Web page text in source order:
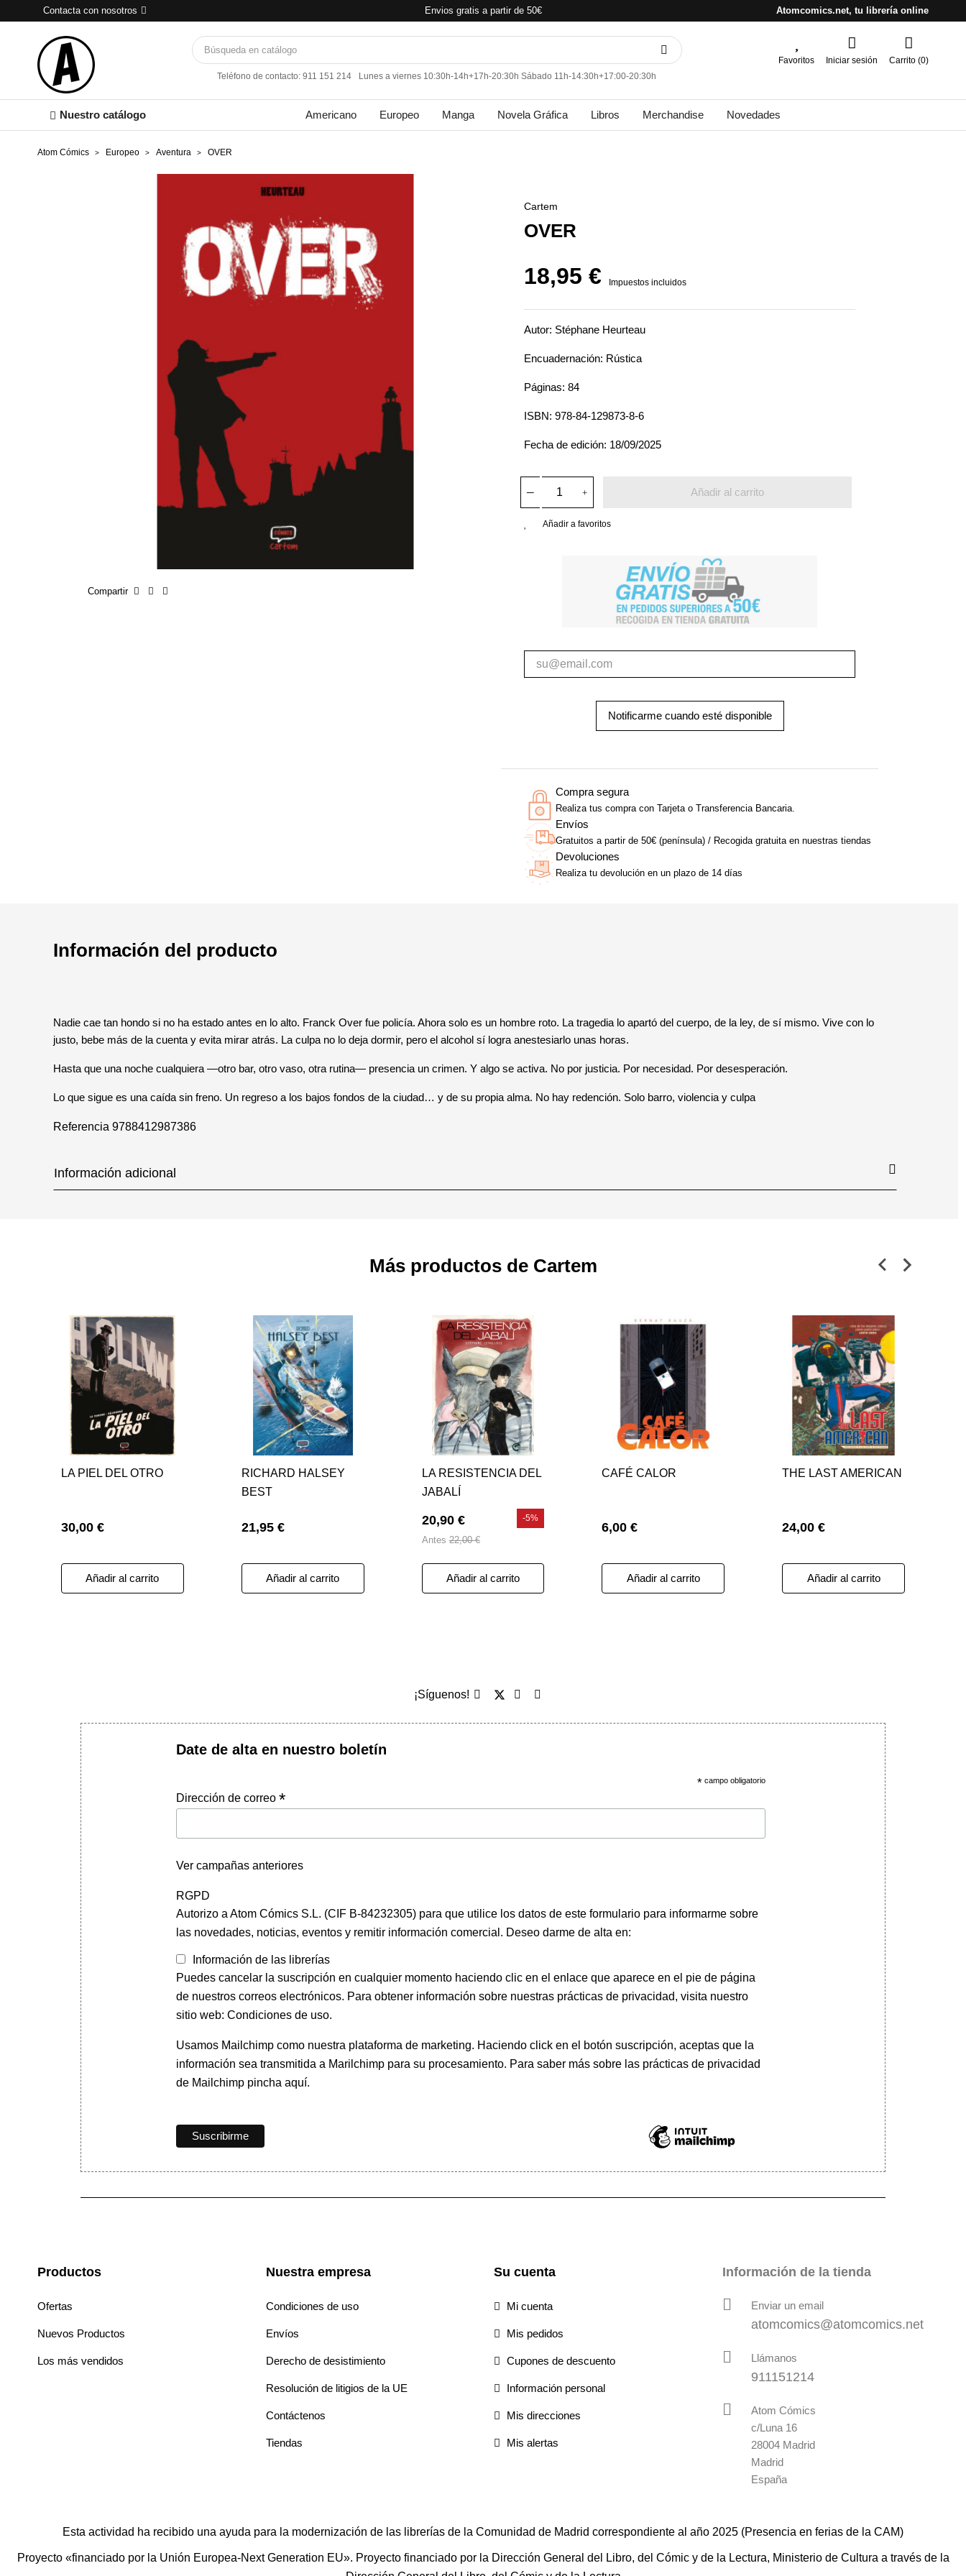
Contacta con nosotros Envios gratis a partir de 50€ Atomcomics.net, tu librería online
Teléfono de contacto: 911 151 214 Lunes a viernes 10:30h-14h+17h-20:30h Sábado 11h-14:30h+17:00-20:30h
Favoritos Iniciar sesión Carrito (0)
Nuestro catálogo Americano Europeo Manga Novela Gráfica Libros Merchandise Novedades
Atom Cómics Europeo Aventura OVER
Compartir
Cartem
OVER
18,95 € Impuestos incluidos
Autor: Stéphane Heurteau
Encuadernación: Rústica
Páginas: 84
ISBN: 978-84-129873-8-6
Fecha de edición: 18/09/2025
Añadir al carrito
Añadir a favoritos
Notificarme cuando esté disponible
Compra segura
Realiza tus compra con Tarjeta o Transferencia Bancaria.
Envíos
Gratuitos a partir de 50€ (península) / Recogida gratuita en nuestras tiendas
Devoluciones
Realiza tu devolución en un plazo de 14 días
Información del producto
Nadie cae tan hondo si no ha estado antes en lo alto. Franck Over fue policía. Ahora solo es un hombre roto. La tragedia lo apartó del cuerpo, de la ley, de sí mismo. Vive con lo
justo, bebe más de la cuenta y evita mirar atrás. La culpa no lo deja dormir, pero el alcohol sí logra anestesiarlo unas horas.
Hasta que una noche cualquiera —otro bar, otro vaso, otra rutina— presencia un crimen. Y algo se activa. No por justicia. Por necesidad. Por desesperación.
Lo que sigue es una caída sin freno. Un regreso a los bajos fondos de la ciudad… y de su propia alma. No hay redención. Solo barro, violencia y culpa
Referencia 9788412987386
Información adicional
Más productos de Cartem
LA PIEL DEL OTRO
30,00 €
Añadir al carrito
RICHARD HALSEY
BEST
21,95 €
Añadir al carrito
LA RESISTENCIA DEL
JABALÍ
20,90 €
Antes 22,00 €
-5%
Añadir al carrito
CAFÉ CALOR
6,00 €
Añadir al carrito
THE LAST AMERICAN
24,00 €
Añadir al carrito
¡Síguenos!
Date de alta en nuestro boletín
* campo obligatorio
Dirección de correo *
Ver campañas anteriores
RGPD
Autorizo a Atom Cómics S.L. (CIF B-84232305) para que utilice los datos de este formulario para informarme sobre
las novedades, noticias, eventos y remitir información comercial. Deseo darme de alta en:
Información de las librerías
Puedes cancelar la suscripción en cualquier momento haciendo clic en el enlace que aparece en el pie de página
de nuestros correos electrónicos. Para obtener información sobre nuestras prácticas de privacidad, visita nuestro
sitio web: Condiciones de uso.
Usamos Mailchimp como nuestra plataforma de marketing. Haciendo click en el botón suscripción, aceptas que la
información sea transmitida a Marilchimp para su procesamiento. Para saber mássobre las prácticas de privacidad
de Mailchimp pincha aquí.
Productos
Ofertas
Nuevos Productos
Los más vendidos
Nuestra empresa
Condiciones de uso
Envíos
Derecho de desistimiento
Resolución de litigios de la UE
Contáctenos
Tiendas
Su cuenta
Mi cuenta
Mis pedidos
Cupones de descuento
Información personal
Mis direcciones
Mis alertas
Información de la tienda
Enviar un email
atomcomics@atomcomics.net
Llámanos
911151214
Atom Cómics
c/Luna 16
28004 Madrid
Madrid
España
Esta actividad ha recibido una ayuda para la modernización de las librerías de la Comunidad de Madrid correspondiente al año 2025 (Presencia en ferias de la CAM)
Proyecto «financiado por la Unión Europea-Next Generation EU». Proyecto financiado por la Dirección General del Libro, del Cómic y de la Lectura, Ministerio de Cultura a través de la